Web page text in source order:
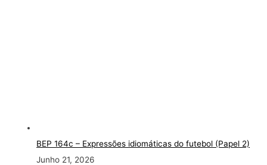
BEP 164c – Expressões idiomáticas do futebol (Papel 2)
Junho 21, 2026